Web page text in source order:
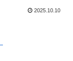
2025.10.10